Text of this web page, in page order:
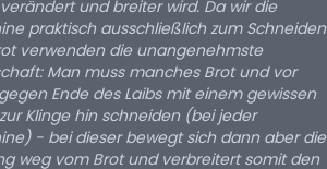
und breiter wird. Da wir die
praktisch ausschließlich zum Schneiden
verwenden die unangenehmste
Man muss manches Brot und vor
Ende des Laibs mit einem gewissen
Klinge hin schneiden (bei jeder
- bei dieser bewegt sich dann aber die
weg vom Brot und verbreitert somit den